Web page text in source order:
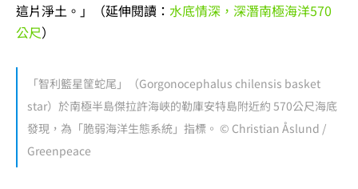
這片淨土。」（延伸閱讀： 水底情深，深潛南極海洋570
公尺）
「智利籃星筐蛇尾」（Gorgonocephalus chilensis basket
star）於南極半島傑拉許海峽的勒庫安特島附近約 570公尺海底
發現，為「脆弱海洋生態系統」指標。 © Christian Åslund /
Greenpeace